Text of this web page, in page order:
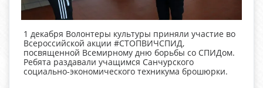
1 декабря Волонтеры культуры приняли участие во
Всероссийской акции #СТОПВИЧСПИД,
посвященной Всемирному дню борьбы со СПИДом.
Ребята раздавали учащимся Санчурского
социально-экономического техникума брошюрки.